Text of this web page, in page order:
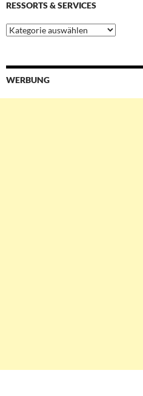
RESSORTS & SERVICES
Ressorts
&
WERBUNG